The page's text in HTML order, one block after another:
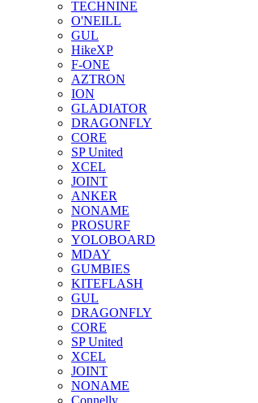
TECHNINE
O'NEILL
GUL
HikeXP
F-ONE
AZTRON
ION
GLADIATOR
DRAGONFLY
CORE
SP United
XCEL
JOINT
ANKER
NONAME
PROSURF
YOLOBOARD
MDAY
GUMBIES
KITEFLASH
GUL
DRAGONFLY
CORE
SP United
XCEL
JOINT
NONAME
Connelly